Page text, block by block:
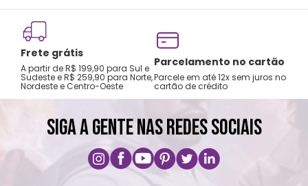
Frete grátis
A partir de R$ 199,90 para Sul e
Sudeste e R$ 259,90 para Norte,
Nordeste e Centro-Oeste
Parcelamento no cartão
Parcele em até 12x sem juros no
cartão de crédito
SIGA A GENTE NAS REDES SOCIAIS